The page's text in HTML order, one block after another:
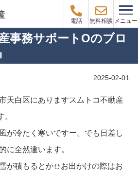
電話 無料相談 メニュー
事務サポートOのブロ
2025-02-01
天白区にありますスムトコ不動産
が冷たく寒いですー。でも日差し
に全然違います。
が積もるとか⛄お出かけの際はお